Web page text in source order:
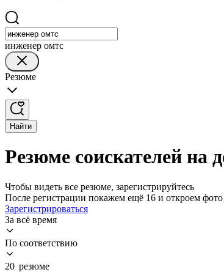
инженер омтс
Резюме
Найти
Резюме соискателей
Чтобы видеть все резюме, зарегистрируйтесь
После регистрации покажем ещё 16 и откроем фото
Зарегистрироваться
За всё время
По соответствию
20 резюме